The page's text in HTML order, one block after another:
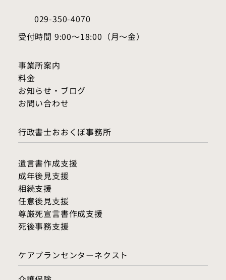
行政書士おおくぼ事務所
遺言書作成支援
成年後見支援
相続支援
任意後見支援
尊厳死宣言書作成支援
死後事務支援
ケアプランセンターネクスト
事業所案内
料金​
お知らせ・ブログ
​お問い合わせ
029-350-4070
受付時間 9:00～18:00（月～金）